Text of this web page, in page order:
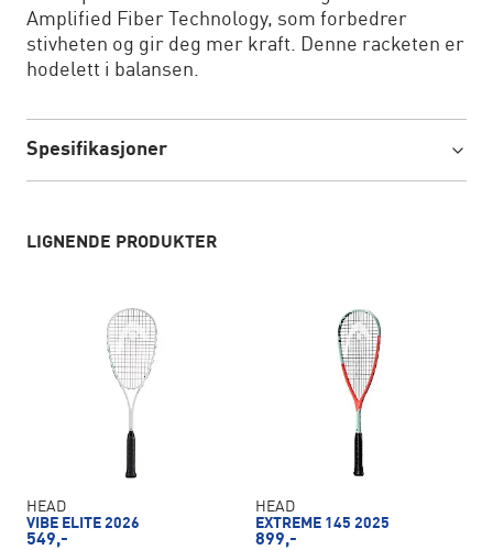
Amplified Fiber Technology, som forbedrer
stivheten og gir deg mer kraft. Denne racketen er
hodelett i balansen.
Spesifikasjoner
LIGNENDE PRODUKTER
HEAD
VIBE ELITE 2026
549,-
HEAD
EXTREME 145 2025
899,-